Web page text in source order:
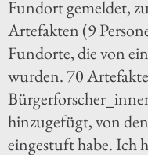
Fundort gemeldet,
Artefakten (9
Fundorte, die von
wurden. 70
hinzugefügt, von
eingestuft habe. Ich